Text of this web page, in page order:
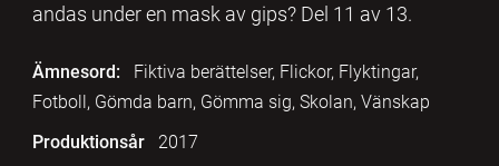
andas under en mask av gips? Del 11 av 13.
Ämnesord:
Fiktiva berättelser, Flickor, Flyktingar,
Fotboll, Gömda barn, Gömma sig, Skolan, Vänskap
Produktionsår
2017